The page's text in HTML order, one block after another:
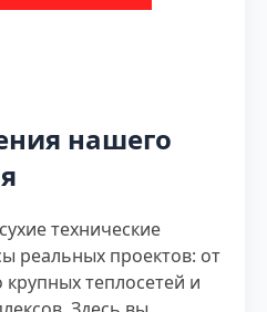
нашего
технические
реальных проектов: от
теплосетей и